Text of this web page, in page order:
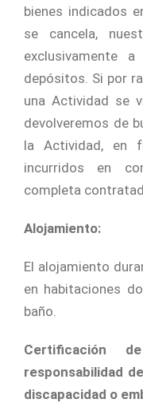
bienes indicados
se cancela,
exclusivamente
depósitos. Si por
una Actividad se
devolveremos de
la Actividad, en
incurridos en
completa
Alojamiento:
El alojamiento
en habitaciones
baño.
Certificación
responsabilidad
discapacidad o